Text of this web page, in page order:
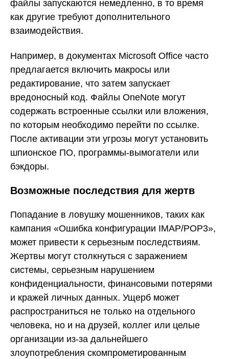
файлы запускаются немедленно, в то время
как другие требуют дополнительного
взаимодействия.
Например, в документах Microsoft Office часто
предлагается включить макросы или
редактирование, что затем запускает
вредоносный код. Файлы OneNote могут
содержать встроенные ссылки или вложения,
по которым необходимо перейти по ссылке.
После активации эти угрозы могут установить
шпионское ПО, программы-вымогатели или
бэкдоры.
Возможные последствия для жертв
Попадание в ловушку мошенников, таких как
кампания «Ошибка конфигурации IMAP/POP3»,
может привести к серьезным последствиям.
Жертвы могут столкнуться с заражением
системы, серьезным нарушением
конфиденциальности, финансовыми потерями
и кражей личных данных. Ущерб может
распространиться не только на отдельного
человека, но и на друзей, коллег или целые
организации из-за дальнейшего
злоупотребления скомпрометированным